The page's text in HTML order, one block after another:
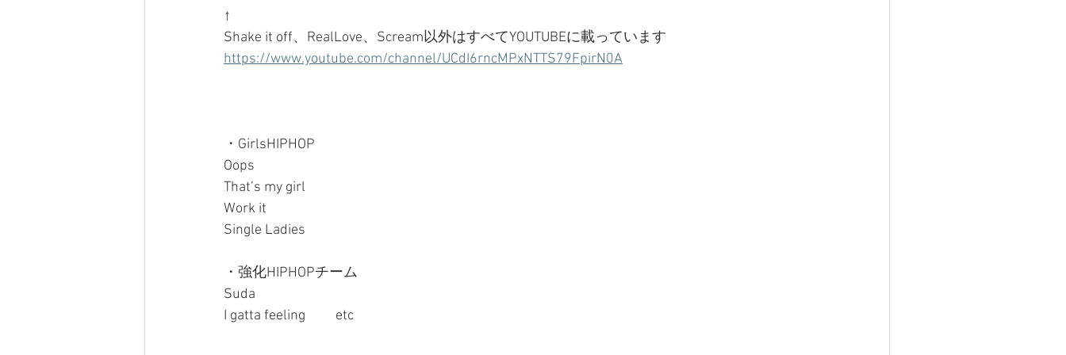
↑
Shake it off、RealLove、Scream以外はすべてYOUTUBEに載っています
https://www.youtube.com/channel/UCdI6rncMPxNTTS79FpirN0A
・GirlsHIPHOP
Oops
That’s my girl
Work it
Single Ladies
・強化HIPHOPチーム
Suda
I gatta feeling     　etc